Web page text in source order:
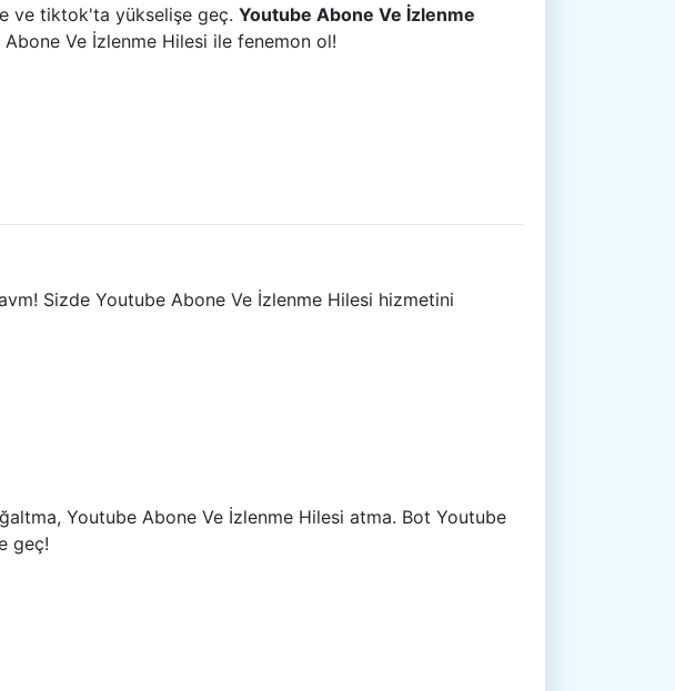
ve tiktok'ta yükselişe geç. Youtube Abone Ve İzlenme
Ve İzlenme Hilesi ile fenemon ol!
Sizde Youtube Abone Ve İzlenme Hilesi hizmetini
Youtube Abone Ve İzlenme Hilesi atma. Bot Youtube
geç!